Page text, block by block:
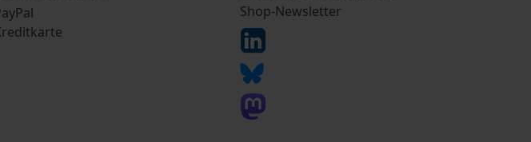
Shop-Newsletter